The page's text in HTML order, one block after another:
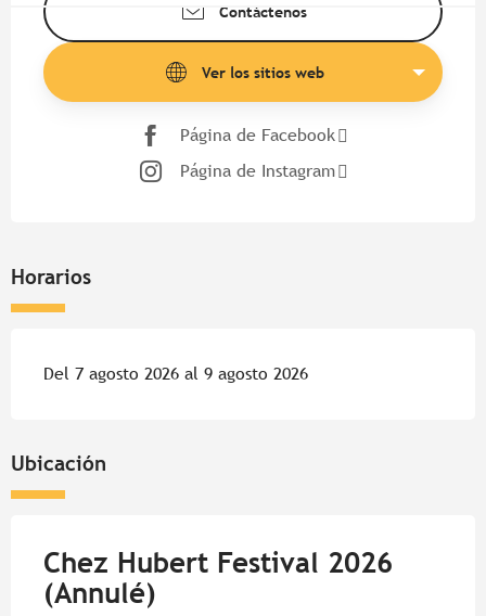
Contáctenos
Ver los sitios web
Página de Facebook
Página de Instagram
Horarios
Del 7 agosto 2026 al 9 agosto 2026
Ubicación
Chez Hubert Festival 2026
(Annulé)